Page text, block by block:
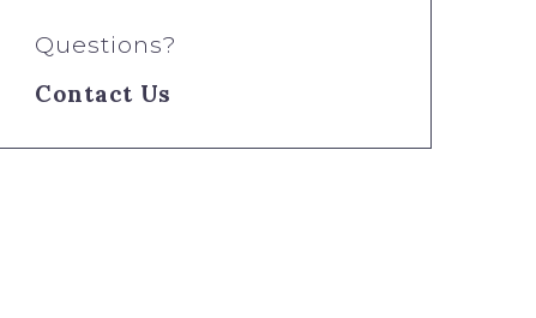
Questions?
Contact Us